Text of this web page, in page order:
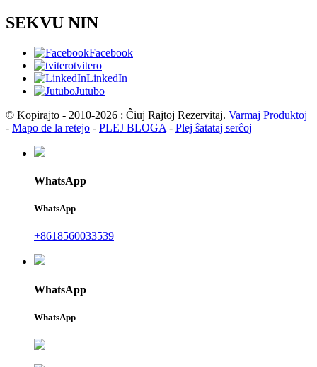
SEKVU NIN
Facebook
tvitero
LinkedIn
Jutubo
© Kopirajto - 2010-2026 : Ĉiuj Rajtoj Rezervitaj. Varmaj Produktoj
- Mapo de la retejo - PLEJ BLOGA - Plej ŝatataj serĉoj
WhatsApp
WhatsApp
+8618560033539
WhatsApp
WhatsApp